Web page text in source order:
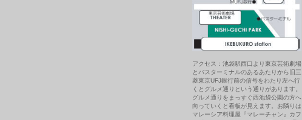
アクセス：池袋駅西口より東京芸術劇場
とバスターミナルのあるあたりから旧三
菱東京UFJ銀行前の信号をわたり左へ行
くとグルメ通りという通りがあります。
グルメ通りをまっすぐ西池袋公園の方へ
向っていくと看板が見えます。お隣りは
マレーシア料理屋『マレーチャン』カフ